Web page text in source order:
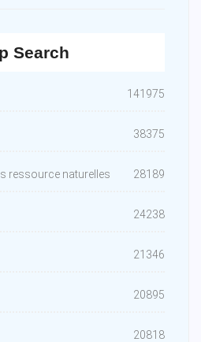
Search
141975
38375
ressource naturelles 28189
24238
21346
20895
20818